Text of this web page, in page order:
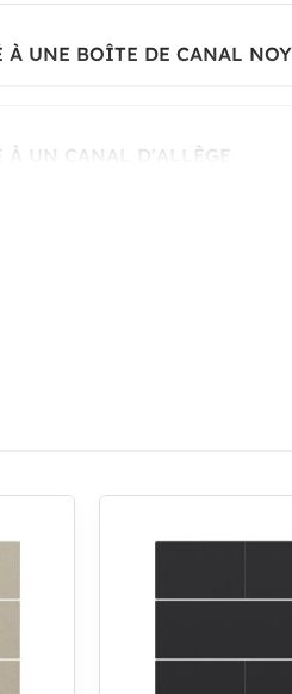
À UNE BOÎTE DE CANAL
À UN CANAL D'ALLÈGE
DE LA SURFACE